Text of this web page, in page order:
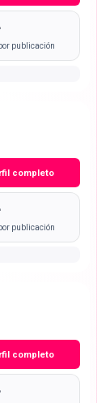
publicación
completo
publicación
completo